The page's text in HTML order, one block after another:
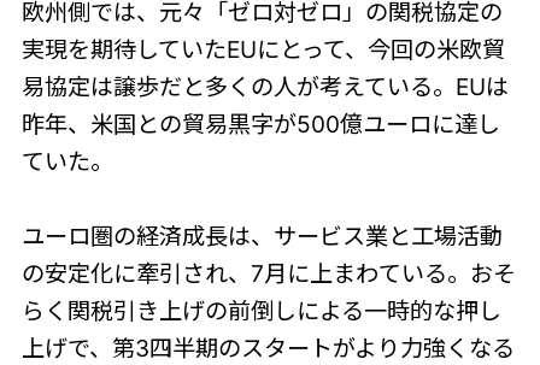
欧州側では、元々「ゼロ対ゼロ」の関税協定の
実現を期待していたEUにとって、今回の米欧貿
易協定は譲歩だと多くの人が考えている。EUは
昨年、米国との貿易黒字が500億ユーロに達し
ていた。
ユーロ圏の経済成長は、サービス業と工場活動
の安定化に牽引され、7月に上まわている。おそ
らく関税引き上げの前倒しによる一時的な押し
上げで、第3四半期のスタートがより力強くなる